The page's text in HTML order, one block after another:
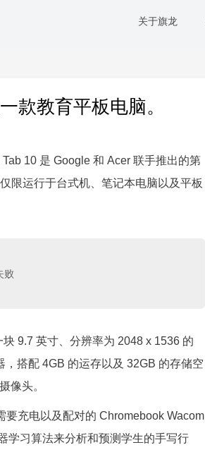
关于旗龙
款教育平板电脑。
10 是 Google 和 Acer 联手推出的第
限运行于台式机、笔记本电脑以及平板
9.7 英寸、分辨率为 2048 x 1536 的
搭配 4GB 的运存以及 32GB 的存储空
像头。
要充电以及配对的 Chromebook Wacom
学习算法来分析和预测学生的手写行